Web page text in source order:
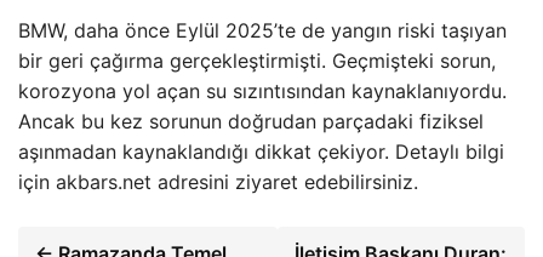
BMW, daha önce Eylül 2025’te de yangın riski taşıyan
bir geri çağırma gerçekleştirmişti. Geçmişteki sorun,
korozyona yol açan su sızıntısından kaynaklanıyordu.
Ancak bu kez sorunun doğrudan parçadaki fiziksel
aşınmadan kaynaklandığı dikkat çekiyor. Detaylı bilgi
için akbars.net adresini ziyaret edebilirsiniz.